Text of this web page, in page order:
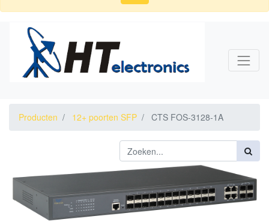
Producten 12+ poorten SFP CTS FOS-3128-1A